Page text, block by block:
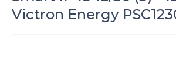
Victron Energy